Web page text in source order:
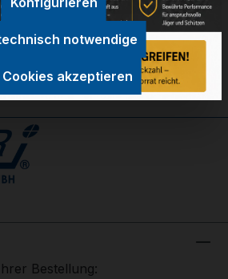
Bestellung:
notwendige
akzeptieren